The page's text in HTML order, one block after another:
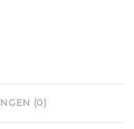
(0)